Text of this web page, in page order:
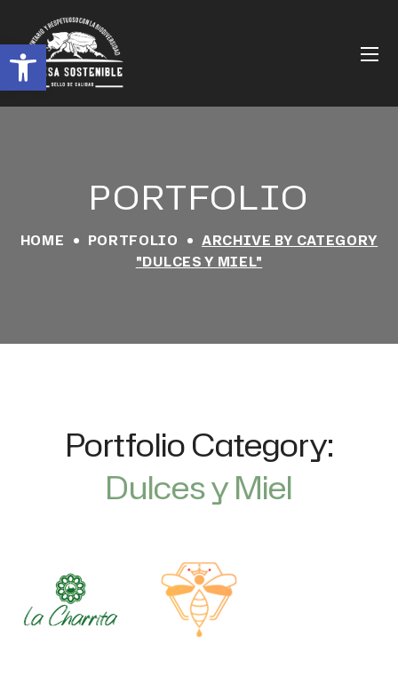
Abrir barra de herramientas
PORTFOLIO
HOME PORTFOLIO
ARCHIVE BY CATEGORY
"DULCES Y MIEL"
Portfolio Category:
Dulces y Miel